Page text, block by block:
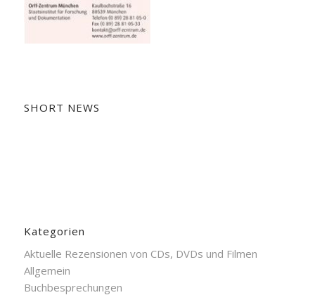
SHORT NEWS
Kategorien
Aktuelle Rezensionen von CDs, DVDs und Filmen
Allgemein
Buchbesprechungen